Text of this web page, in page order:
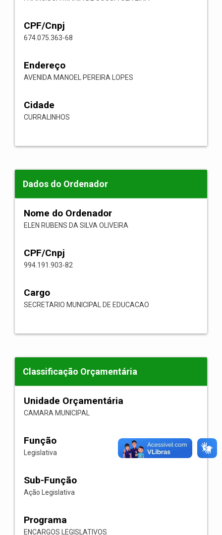
CPF/Cnpj
674.075.363-68
Endereço
AVENIDA MANOEL PEREIRA LOPES
Cidade
CURRALINHOS
Dados do Ordenador
Nome do Ordenador
ELEN RUBENS DA SILVA OLIVEIRA
CPF/Cnpj
994.191.903-82
Cargo
SECRETARIO MUNICIPAL DE EDUCACAO
Classificação Orçamentária
Unidade Orçamentária
CAMARA MUNICIPAL
Função
Legislativa
Sub-Função
Ação Legislativa
Programa
ENCARGOS LEGISLATIVOS